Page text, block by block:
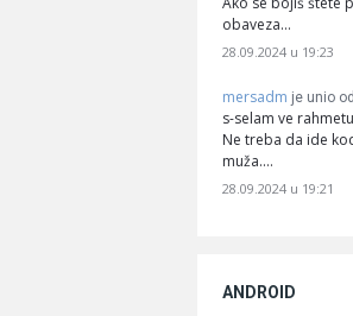
obaveza…
28.09.2024 u 19:23
mersadm je unio
s-selam ve
Ne treba da ide
muža.…
28.09.2024 u 19:21
ANDROID